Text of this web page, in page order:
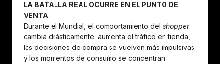
LA BATALLA REAL OCURRE EN EL PUNTO DE
VENTA
Durante el Mundial, el comportamiento del shopper
cambia drásticamente: aumenta el tráfico en tienda,
las decisiones de compra se vuelven más impulsivas
y los momentos de consumo se concentran